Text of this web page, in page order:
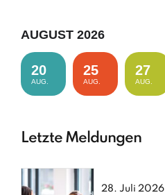
AUGUST 2026
20
AUG.
25
AUG.
27
AUG.
Letzte Meldungen
28. Juli 2026